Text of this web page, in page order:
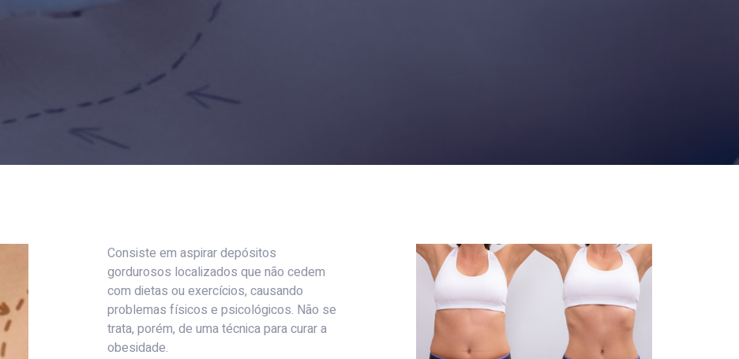
Consiste em aspirar depósitos
gordurosos localizados que não cedem
com dietas ou exercícios, causando
problemas físicos e psicológicos. Não se
trata, porém, de uma técnica para curar a
obesidade.